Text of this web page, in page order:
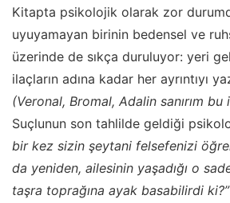
Kitapta psikolojik olarak zor
uyuyamayan birinin bedensel ve
üzerinde de sıkça duruluyor: yeri
ilaçların adına kadar her ayrıntıyı
(Veronal, Bromal, Adalin sanırım bu
Suçlunun son tahlilde geldiği
bir kez sizin şeytani felsefenizi
da yeniden, ailesinin yaşadığı o
taşra toprağına ayak basabilirdi ki?”